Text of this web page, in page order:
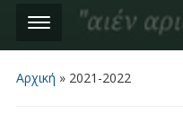
Αρχική » 2021-2022